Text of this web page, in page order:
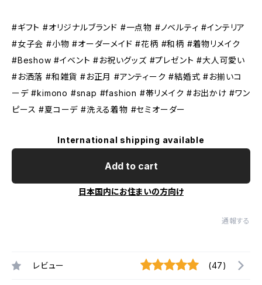
#ギフト #オリジナルブランド #一点物 #ノベルティ #インテリア
#女子会 #小物 #オーダーメイド #花柄 #和柄 #着物リメイク
#Beshow #イベント #お祝いグッズ #プレゼント #大人可愛い
#お洒落 #和雑貨 #お正月 #アンティーク #結婚式 #お揃いコ
ーデ #kimono #snap #fashion #帯リメイク #お出かけ #ワン
ピース #夏コーデ #洗える着物 #セミオーダー
International shipping available
Add to cart
日本国内にお住まいの方向け
通報する
レビュー (47)